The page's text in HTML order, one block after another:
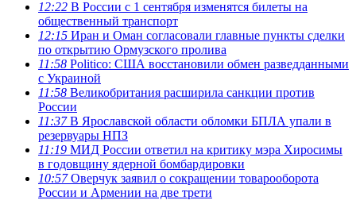
12:22 В России с 1 сентября изменятся билеты на
общественный транспорт
12:15 Иран и Оман согласовали главные пункты сделки
по открытию Ормузского пролива
11:58 Politico: США восстановили обмен разведданными
с Украиной
11:58 Великобритания расширила санкции против
России
11:37В Ярославской области обломки БПЛА упали в
резервуары НПЗ
11:19 МИД России ответил на критику мэра Хиросимы
в годовщину ядерной бомбардировки
10:57Оверчук заявил о сокращении товарооборота
России и Армении на две трети